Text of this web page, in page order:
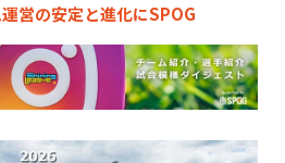
営の安定と進化にSPOG